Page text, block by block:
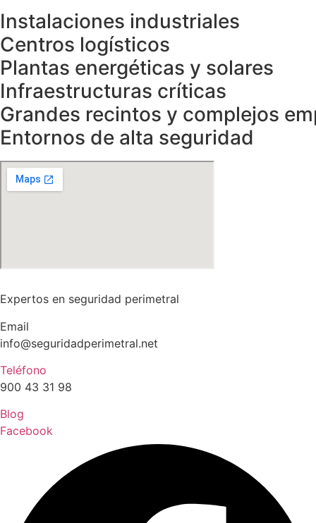
Instalaciones industriales
Centros logísticos
Plantas energéticas y solares
Infraestructuras críticas
Grandes recintos y complejos
Entornos de alta seguridad
Expertos en seguridad perimetral
Email
info@seguridadperimetral.net
Teléfono
900 43 31 98
Blog
Facebook